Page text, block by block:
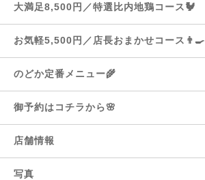
大満足8,500円／特選比内地鶏コース🐓
お気軽5,500円／店長おまかせコース👨‍🍳
のどか定番メニュー🌾
御予約はコチラから🌸
店舗情報
写真